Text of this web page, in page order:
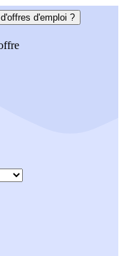
d'emploi ?